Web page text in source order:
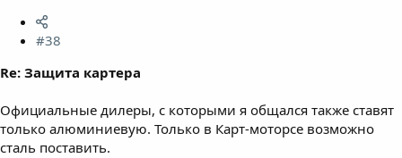
#38
Re: Защита картера
Официальные дилеры, с которыми я общался также ставят
только алюминиевую. Только в Карт-моторсе возможно
сталь поставить.